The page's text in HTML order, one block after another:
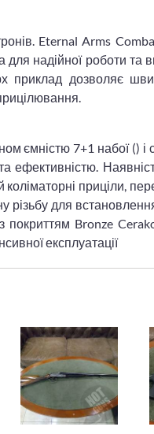
Eternal Arms
надійної роботи та
приклад дозволяє
ємністю 7+1 набої ()
ефективністю.
коліматорні приціли,
для
Bronze
експлуатації